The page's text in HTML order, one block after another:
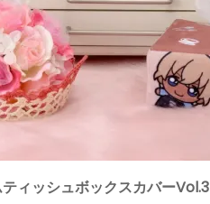
ィッシュボックスカバーVol.3